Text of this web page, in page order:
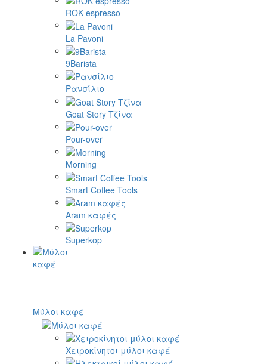
ROK espresso
La Pavoni
9Barista
Ρανσίλιο
Goat Story Τζίνα
Pour-over
Morning
Smart Coffee Tools
Aram καφές
Superkop
Μύλοι καφέ
Χειροκίνητοι μύλοι καφέ